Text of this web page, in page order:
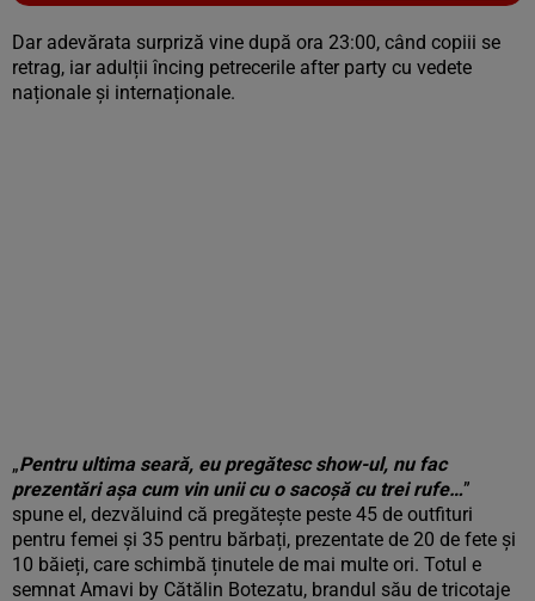
Vezi galeria foto
4 poze
Dar adevărata surpriză vine după ora 23:00, când copiii se
retrag, iar adulții încing petrecerile after party cu vedete
naționale și internaționale.
„Pentru ultima seară, eu pregătesc show-ul, nu fac
prezentări așa cum vin unii cu o sacoșă cu trei rufe…”
spune el, dezvăluind că pregătește peste 45 de outfituri
pentru femei și 35 pentru bărbați, prezentate de 20 de fete și
10 băieți, care schimbă ținutele de mai multe ori. Totul e
semnat Amavi by Cătălin Botezatu, brandul său de tricotaje